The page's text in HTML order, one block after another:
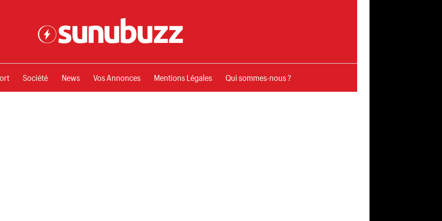
Société News Vos Annonces Mentions Légales Qui sommes-nous ?